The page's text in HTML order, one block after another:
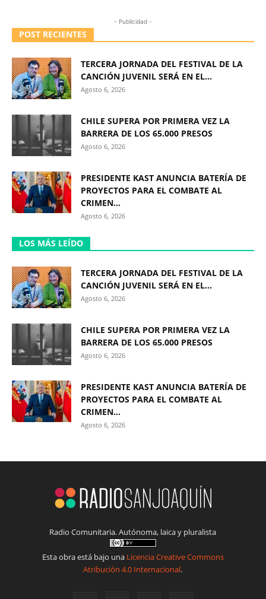
- Publicidad -
POST RECIENTES
TERCERA JORNADA DEL FESTIVAL DE LA
CANCIÓN JUVENIL SERÁ EN EL...
Agosto 6, 2026
CHILE SUPERA POR PRIMERA VEZ LA
BARRERA DE LOS 65.000 PRESOS
Agosto 6, 2026
PRESIDENTE KAST ANUNCIA BATERÍA DE
PROYECTOS PARA EL COMBATE AL
CRIMEN...
Agosto 6, 2026
LOS MÁS LEÍDO
TERCERA JORNADA DEL FESTIVAL DE LA
CANCIÓN JUVENIL SERÁ EN EL...
Agosto 6, 2026
CHILE SUPERA POR PRIMERA VEZ LA
BARRERA DE LOS 65.000 PRESOS
Agosto 6, 2026
PRESIDENTE KAST ANUNCIA BATERÍA DE
PROYECTOS PARA EL COMBATE AL
CRIMEN...
Agosto 6, 2026
Radio Comunitaria. Autónoma, laica y pluralista
Esta obra está bajo una Licencia Creative Commons
Atribución 4.0 Internacional.